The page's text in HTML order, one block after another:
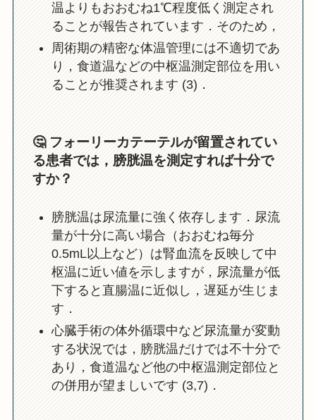
温よりもおおむね1℃程度低く測定され
ることが報告されています．そのため，
周術期の精密な体温管理には不適切であ
り，食道温などの中枢温測定部位を用い
ることが推奨されます (3)．
🤔 フォーリーカテーテルが留置されてい
る患者では，膀胱温を測定すれば十分で
すか？
膀胱温は尿流量に強く依存します．尿流
量が十分に高い場合（おおむね毎分
0.5mL以上など）は腎血流を反映して中
枢温に近い値を示しますが，尿流量が低
下すると直腸温に近似し，遅延が生じま
す．
心臓手術の体外循環中など尿流量が変動
する状況では，膀胱温だけでは不十分で
あり，食道温など他の中枢温測定部位と
の併用が望ましいです (3,7)．